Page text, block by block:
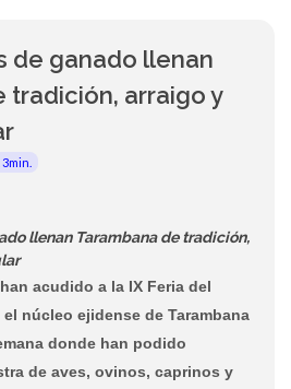
de ganado llenan
tradición, arraigo y
llenan Tarambana de tradición,
acudido a la IX Feria del
núcleo ejidense de Tarambana
donde han podido
de aves, ovinos, caprinos y